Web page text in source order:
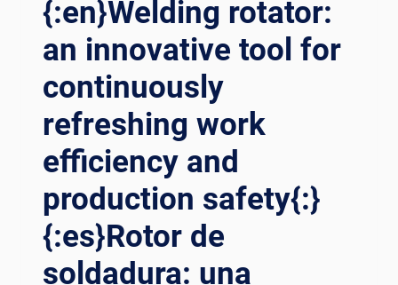
{:en}Welding rotator:
an innovative tool for
continuously
refreshing work
efficiency and
production safety{:}
{:es}Rotor de
soldadura: una